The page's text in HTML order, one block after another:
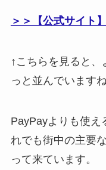
＞＞【公式サイト
↑こちらを見ると
っと並んでいますね
PayPayよりも使え
れでも街中の主要
って来ています。